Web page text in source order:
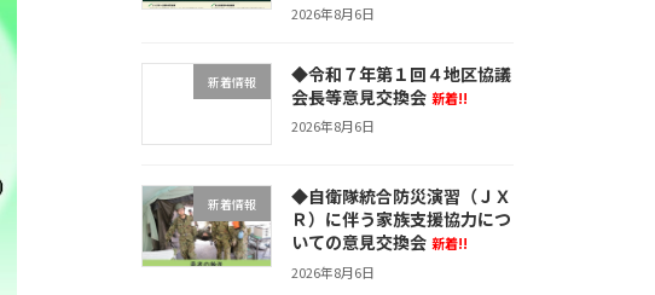
2026年8月6日
新着情報
◆令和７年第１回４地区協議
会長等意見交換会 新着!!
2026年8月6日
新着情報
◆自衛隊統合防災演習（ＪＸ
Ｒ）に伴う家族支援協力につ
いての意見交換会 新着!!
2026年8月6日